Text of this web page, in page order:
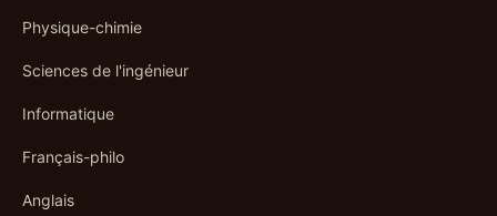
Physique-chimie
Sciences de l'ingénieur
Informatique
Français-philo
Anglais